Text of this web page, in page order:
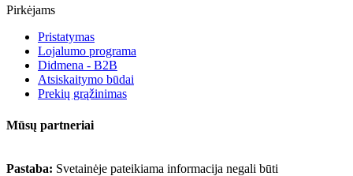
Pirkėjams
Pristatymas
Lojalumo programa
Didmena - B2B
Atsiskaitymo būdai
Prekių grąžinimas
Mūsų partneriai
Pastaba: Svetainėje pateikiama informacija negali būti